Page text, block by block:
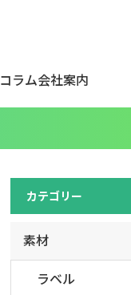
コラム会社案内
カテゴリー
素材
ラベル